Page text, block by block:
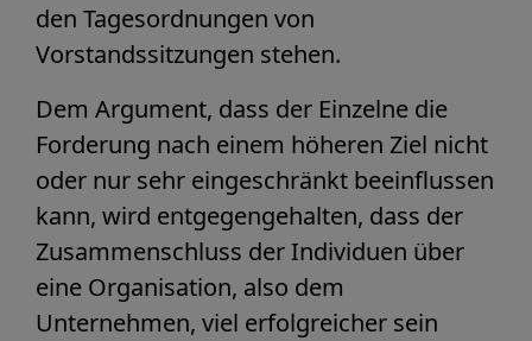
den Tagesordnungen von
Vorstandssitzungen stehen.
Dem Argument, dass der Einzelne die
Forderung nach einem höheren Ziel nicht
oder nur sehr eingeschränkt beeinflussen
kann, wird entgegengehalten, dass der
Zusammenschluss der Individuen über
eine Organisation, also dem
Unternehmen, viel erfolgreicher sein